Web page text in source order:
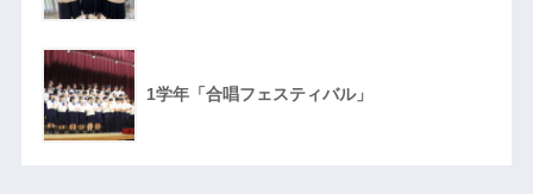
1学年「合唱フェスティバル」